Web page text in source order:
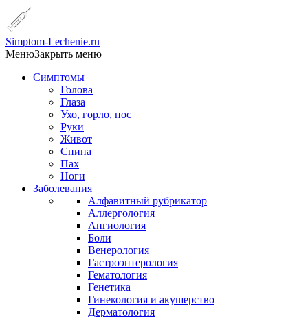
Simptom-Lechenie.ru
МенюЗакрыть меню
Симптомы
Голова
Глаза
Ухо, горло, нос
Руки
Живот
Спина
Пах
Ноги
Заболевания
Алфавитный рубрикатор
Аллергология
Ангиология
Боли
Венерология
Гастроэнтерология
Гематология
Генетика
Гинекология и акушерство
Дерматология